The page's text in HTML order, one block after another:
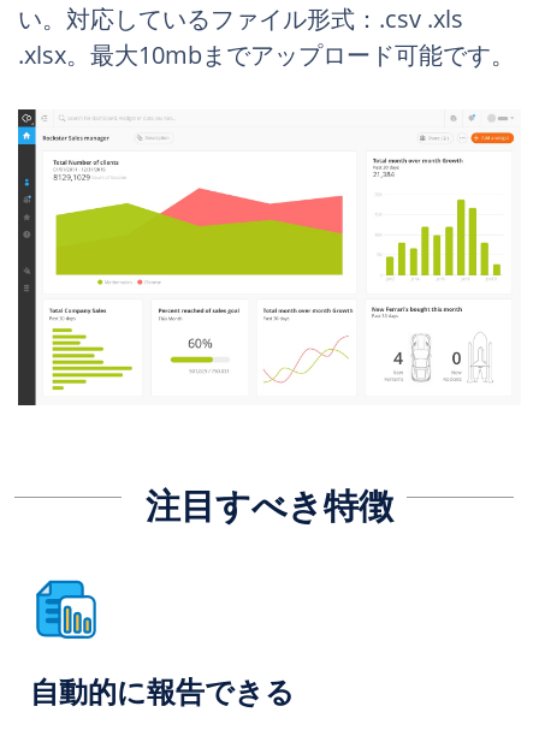
い。対応しているファイル形式：.csv .xls
.xlsx。最大10mbまでアップロード可能です。
注目すべき特徴
自動的に報告できる